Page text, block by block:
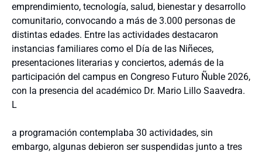
emprendimiento, tecnología, salud, bienestar y desarrollo
comunitario, convocando a más de 3.000 personas de
distintas edades. Entre las actividades destacaron
instancias familiares como el Día de las Niñeces,
presentaciones literarias y conciertos, además de la
participación del campus en Congreso Futuro Ñuble 2026,
con la presencia del académico Dr. Mario Lillo Saavedra.
L
a programación contemplaba 30 actividades, sin
embargo, algunas debieron ser suspendidas junto a tres